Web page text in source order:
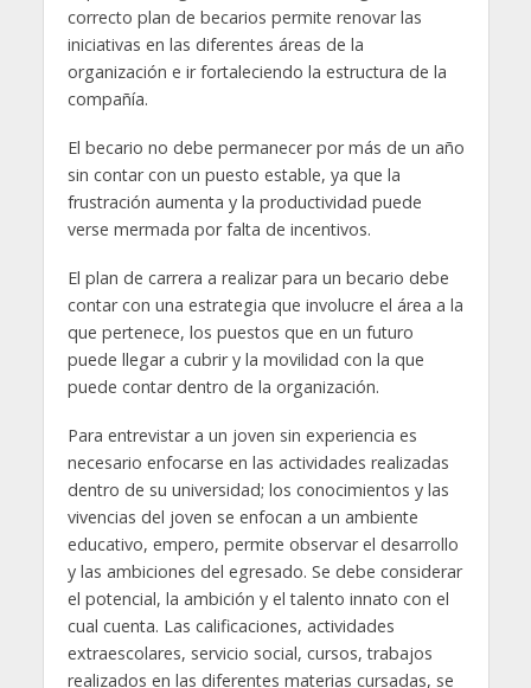
correcto plan de becarios permite renovar las
iniciativas en las diferentes áreas de la
organización e ir fortaleciendo la estructura de la
compañía.
El becario no debe permanecer por más de un año
sin contar con un puesto estable, ya que la
frustración aumenta y la productividad puede
verse mermada por falta de incentivos.
El plan de carrera a realizar para un becario debe
contar con una estrategia que involucre el área a la
que pertenece, los puestos que en un futuro
puede llegar a cubrir y la movilidad con la que
puede contar dentro de la organización.
Para entrevistar a un joven sin experiencia es
necesario enfocarse en las actividades realizadas
dentro de su universidad; los conocimientos y las
vivencias del joven se enfocan a un ambiente
educativo, empero, permite observar el desarrollo
y las ambiciones del egresado. Se debe considerar
el potencial, la ambición y el talento innato con el
cual cuenta. Las calificaciones, actividades
extraescolares, servicio social, cursos, trabajos
realizados en las diferentes materias cursadas, se